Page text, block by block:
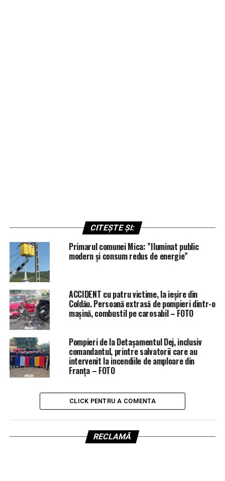
CITEȘTE ȘI:
Primarul comunei Mica: ”Iluminat public
modern și consum redus de energie”
ACCIDENT cu patru victime, la ieșire din
Coldău. Persoană extrasă de pompieri dintr-o
mașină, combustil pe carosabil – FOTO
Pompieri de la Detașamentul Dej, inclusiv
comandantul, printre salvatorii care au
intervenit la incendiile de amploare din
Franța – FOTO
CLICK PENTRU A COMENTA
RECLAMĂ